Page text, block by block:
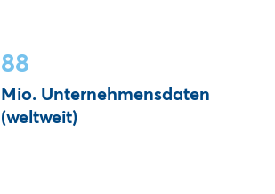
88
Mio. Unternehmensdaten
(weltweit)